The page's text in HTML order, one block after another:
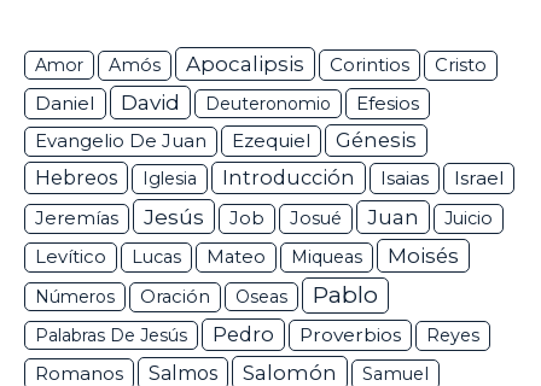
Amor Amós Apocalipsis Corintios Cristo
Daniel David Deuteronomio Efesios
Evangelio De Juan Ezequiel
Génesis
Hebreos
Iglesia Introducción Isaias Israel
Jeremías Jesús Job Josué Juan
Juicio
Levítico
Lucas Mateo Miqueas Moisés
Números Oración Oseas Pablo
Palabras De Jesús Pedro Proverbios Reyes
Romanos Salmos Salomón
Samuel